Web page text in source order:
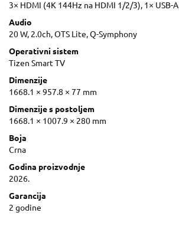
3× HDMI (4K 144Hz na HDMI 1/2/3), 1× USB-A
Audio
20 W, 2.0ch, OTS Lite, Q-Symphony
Operativni sistem
Tizen Smart TV
Dimenzije
1668.1 × 957.8 × 77 mm
Dimenzije s postoljem
1668.1 × 1007.9 × 280 mm
Boja
Crna
Godina proizvodnje
2026.
Garancija
2 godine